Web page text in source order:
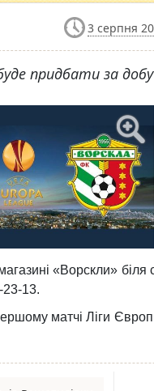
3 серпня
придбати за
«Ворскли» біля
13.
матчі Ліги